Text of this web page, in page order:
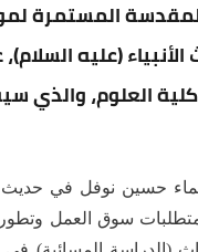
المستمرة
(عليه
العلوم، والذي
حسين نوفل في
متطلبات سوق العمل